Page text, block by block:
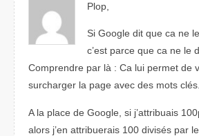
Plop,
Si Google dit que ca ne
c’est parce que ca ne le
Comprendre par là : Ca lui permet de
surcharger la page avec des mots clés.
A la place de Google, si j’attribuais
alors j’en attribuerais 100 divisés par